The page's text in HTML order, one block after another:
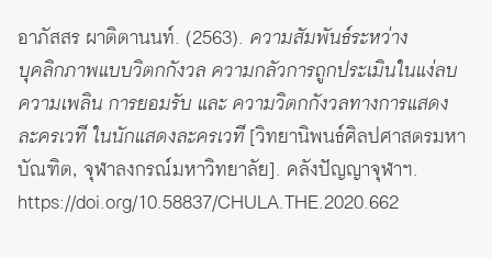
อาภัสสร ผาติตานนท์. (2563). ความสัมพันธ์ระหว่าง
บุคลิกภาพแบบวิตกกังวล ความกลัวการถูกประเมินในแง่ลบ
ความเพลิน การยอมรับ และ ความวิตกกังวลทางการแสดง
ละครเวที ในนักแสดงละครเวที[วิทยานิพนธ์ศิลปศาสตรมหา
บัณฑิต, จุฬาลงกรณ์มหาวิทยาลัย]. คลังปัญญาจุฬาฯ.
https://doi.org/10.58837/CHULA.THE.2020.662